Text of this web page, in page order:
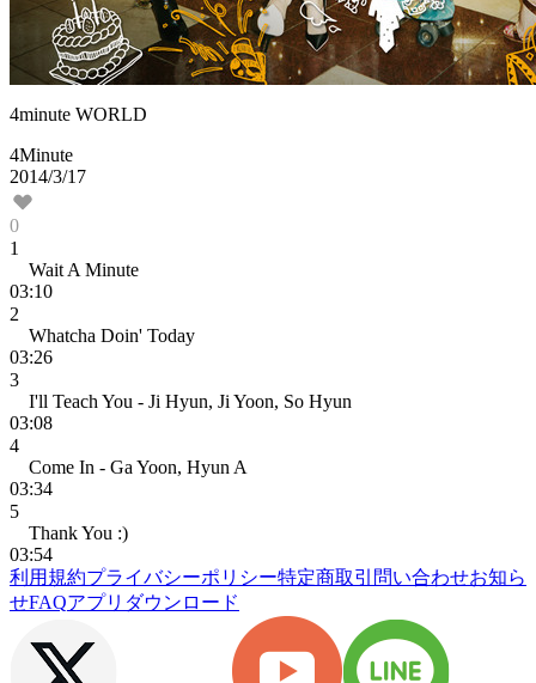
4minute WORLD
4Minute
2014/3/17
0
1
Wait A Minute
03:10
2
Whatcha Doin' Today
03:26
3
I'll Teach You - Ji Hyun, Ji Yoon, So Hyun
03:08
4
Come In - Ga Yoon, Hyun A
03:34
5
Thank You :)
03:54
利用規約プライバシーポリシー特定商取引 問い合わせお知ら
せFAQアプリダウンロード